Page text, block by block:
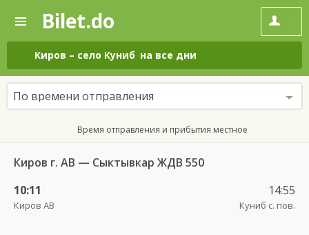
—
Поиск
и
покупка
билетов
на
автобус
онлайн
Bilet.do
Киров – село Куниб на все дни
По времени отправления
Время отправления и прибытия местное
Киров г. АВ — Сыктывкар ЖДВ 550
10:11
Киров АВ
14:55
Куниб с. пов.